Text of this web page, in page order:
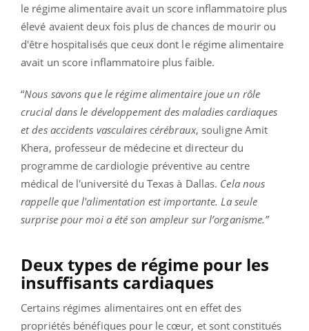
le régime alimentaire avait un score inflammatoire plus
élevé avaient deux fois plus de chances de mourir ou
d'être hospitalisés que ceux dont le régime alimentaire
avait un score inflammatoire plus faible.
“Nous savons que le régime alimentaire joue un rôle
crucial dans le développement des maladies cardiaques
et des accidents vasculaires cérébraux, souligne Amit
Khera, professeur de médecine et directeur du
programme de cardiologie préventive au centre
médical de l'université du Texas à Dallas. Cela nous
rappelle que l'alimentation est importante. La seule
surprise pour moi a été son ampleur sur l’organisme.”
Deux types de régime pour les
insuffisants cardiaques
Certains régimes alimentaires ont en effet des
propriétés bénéfiques pour le cœur, et sont constitués